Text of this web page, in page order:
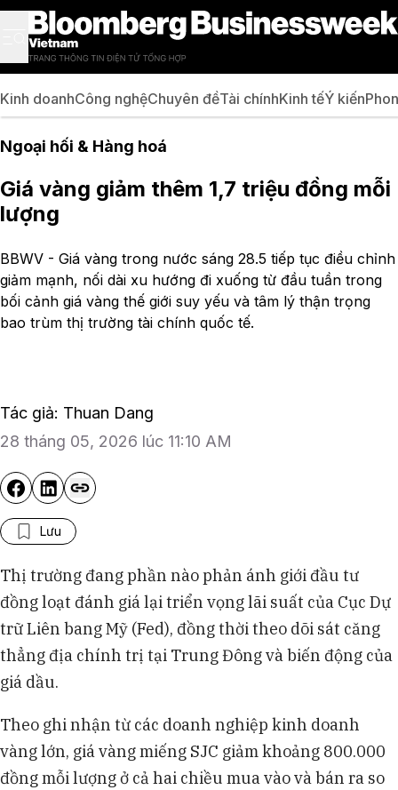
Kinh doanhCông nghệChuyên đềTài chínhKinh tếÝ kiến
Ngoại hối & Hàng hoá
Giá vàng giảm thêm 1,7 triệu đồng mỗi
lượng
BBWV - Giá vàng trong nước sáng 28.5 tiếp tục điều chỉnh
giảm mạnh, nối dài xu hướng đi xuống từ đầu tuần trong
bối cảnh giá vàng thế giới suy yếu và tâm lý thận trọng
bao trùm thị trường tài chính quốc tế.
Tác giả: Thuan Dang
28 tháng 05, 2026 lúc 11:10 AM
Lưu
Thị trường đang phần nào phản ánh giới đầu tư
đồng loạt đánh giá lại triển vọng lãi suất của Cục Dự
trữ Liên bang Mỹ (Fed), đồng thời theo dõi sát căng
thẳng địa chính trị tại Trung Đông và biến động của
giá dầu.
Theo ghi nhận từ các doanh nghiệp kinh doanh
vàng lớn, giá vàng miếng SJC giảm khoảng 800.000
đồng mỗi lượng ở cả hai chiều mua vào và bán ra so